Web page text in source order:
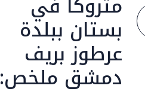
بستان ببلدة
عرطوز بريف
دمشق ملخص: